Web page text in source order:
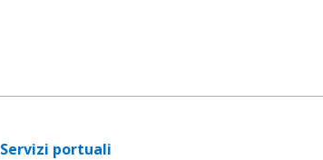
Servizi portuali